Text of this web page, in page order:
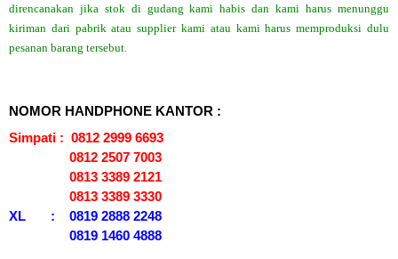
direncanakan jika stok di gudang kami habis dan kami harus menunggu
kiriman dari pabrik atau supplier kami atau kami harus memproduksi dulu
pesanan barang tersebut.
NOMOR HANDPHONE KANTOR :
Simpati : 0812 2999 6693
0812 2507 7003
0813 3389 2121
0813 3389 3330
XL : 0819 2888 2248
0819 1460 4888